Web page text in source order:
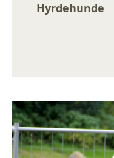
Hyrdehunde